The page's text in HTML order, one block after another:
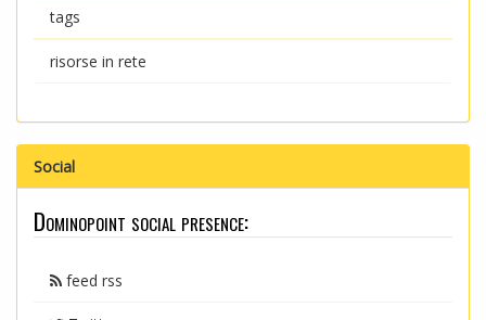
tags
risorse in rete
Social
Dominopoint social presence:
feed rss